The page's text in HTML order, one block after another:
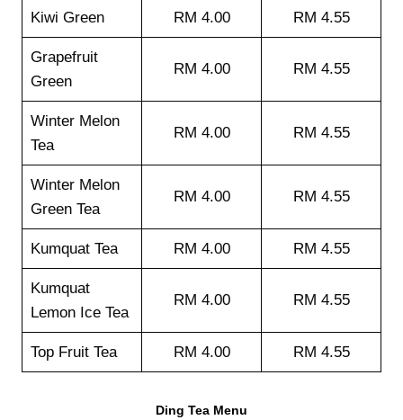
Kiwi Green RM 4.00 RM 4.55
Grapefruit
Green
RM 4.00 RM 4.55
Winter Melon
Tea
RM 4.00 RM 4.55
Winter Melon
Green Tea
RM 4.00 RM 4.55
Kumquat Tea RM 4.00 RM 4.55
Kumquat
Lemon Ice Tea
RM 4.00 RM 4.55
Top Fruit Tea RM 4.00 RM 4.55
Ding Tea Menu